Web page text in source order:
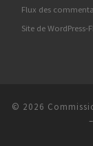
Flux des
Site de WordPress-
© 2026
–